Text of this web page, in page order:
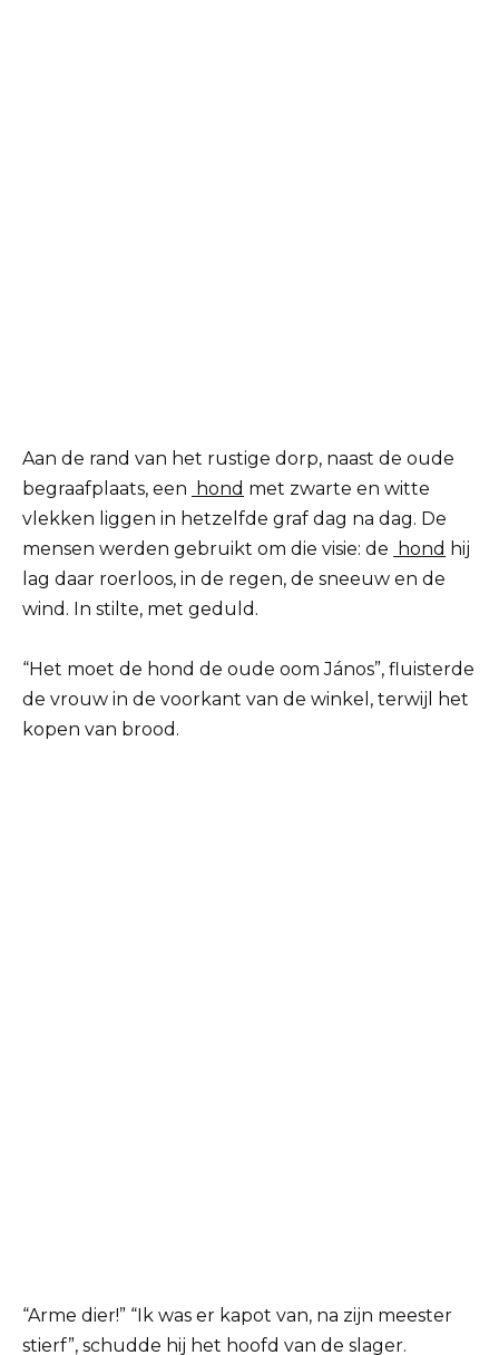
Aan de rand van het rustige dorp, naast de oude
begraafplaats, een
hond met zwarte en witte
vlekken liggen in hetzelfde graf dag na dag. De
mensen werden gebruikt om die visie: de
hond hij
lag daar roerloos, in de regen, de sneeuw en de
wind. In stilte, met geduld.
“Het moet de hond de oude oom János”, fluisterde
de vrouw in de voorkant van de winkel, terwijl het
kopen van brood.
“Arme dier!” “Ik was er kapot van, na zijn meester
stierf”, schudde hij het hoofd van de slager.